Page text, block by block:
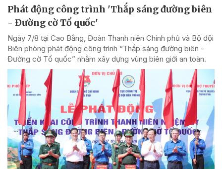
Phát động công trình 'Thắp sáng đường biên
- Đường cờ Tổ quốc'
Ngày 7/8 tại Cao Bằng, Đoàn Thanh niên Chính phủ và Bộ đội
Biên phòng phát động công trình “Thắp sáng đường biên -
Đường cờ Tổ quốc” nhằm xây dựng vùng biên giới an toàn.